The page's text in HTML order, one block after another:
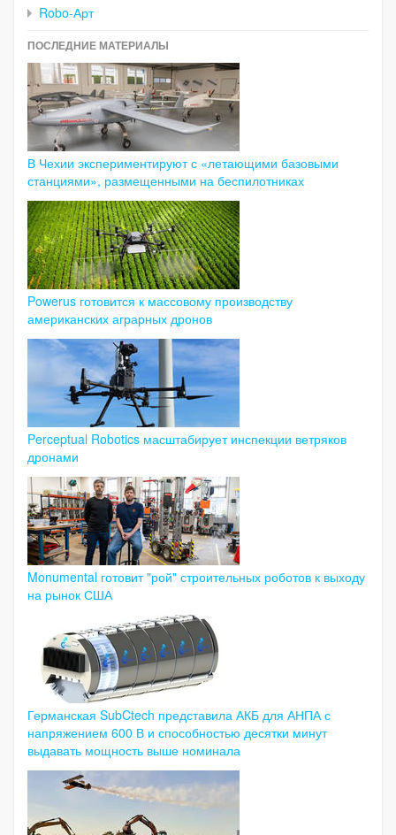
Robo-Арт
ПОСЛЕДНИЕ МАТЕРИАЛЫ
В Чехии экспериментируют с «летающими базовыми
станциями», размещенными на беспилотниках
Powerus готовится к массовому производству
американских аграрных дронов
Perceptual Robotics масштабирует инспекции ветряков
дронами
Monumental готовит "рой" строительных роботов к выходу
на рынок США
Германская SubCtech представила АКБ для АНПА с
напряжением 600 В и способностью десятки минут
выдавать мощность выше номинала